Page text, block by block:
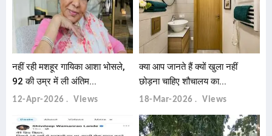
नहीं रही मशहूर गायिका आशा भोसले,
92 की उम्र में ली अंतिम...
12-Apr-2026 Views
क्या आप जानते हैं क्यों खुला नहीं
छोड़ना चाहिए शौचालय का...
18-Mar-2026 Views